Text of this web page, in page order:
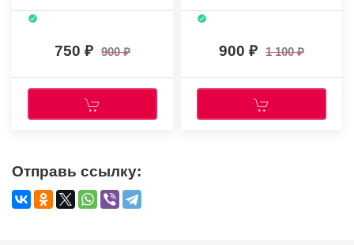
управление)
+батарейки
750 900 900 1 100
Отправь ссылку: